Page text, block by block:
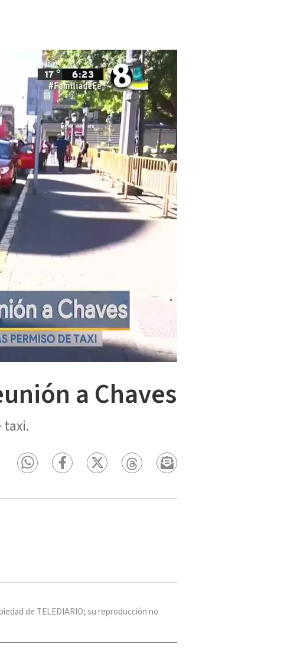
a Chaves
taxi.
de TELEDIARIO; su reproducción no